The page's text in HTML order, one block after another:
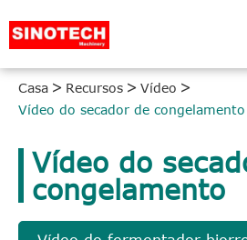
Casa Recursos
Vídeo
Vídeo do secador de congelamento
Vídeo do
congelamento